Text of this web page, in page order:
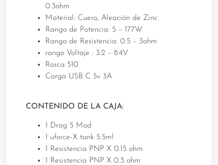
0.3ohm
Material: Cuero, Aleación de Zinc
Rango de Potencia: 5 – 177W
Rango de Resistencia: 0.5 – 3ohm
rango Voltaje : 3.2 – 8.4V
Rosca 510
Carga USB C 5v 3A
CONTENIDO DE LA CAJA:
1 Drag 5 Mod
1 uforce-X tank 5.5ml
1 Resistencia PNP X 0.15 ohm
1 Resistencia PNP X 0.3 ohm